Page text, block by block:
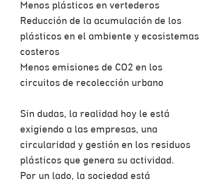
Menos plásticos en vertederos
Reducción de la acumulación de los
plásticos en el ambiente y ecosistemas
costeros
Menos emisiones de CO2 en los
circuitos de recolección urbano
Sin dudas, la realidad hoy le está
exigiendo a las empresas, una
circularidad y gestión en los residuos
plásticos que genera su actividad.
Por un lado, la sociedad está